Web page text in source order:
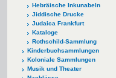
Hebräische Inkunabeln
Jiddische Drucke
Judaica Frankfurt
Kataloge
Rothschild-Sammlung
Kinderbuchsammlungen
Koloniale Sammlungen
Musik und Theater